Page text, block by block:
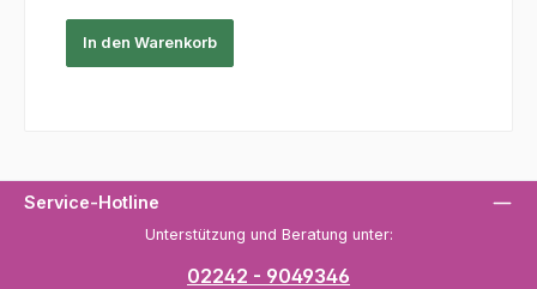
In den Warenkorb
Service-Hotline
Unterstützung und Beratung unter:
02242 - 9049346